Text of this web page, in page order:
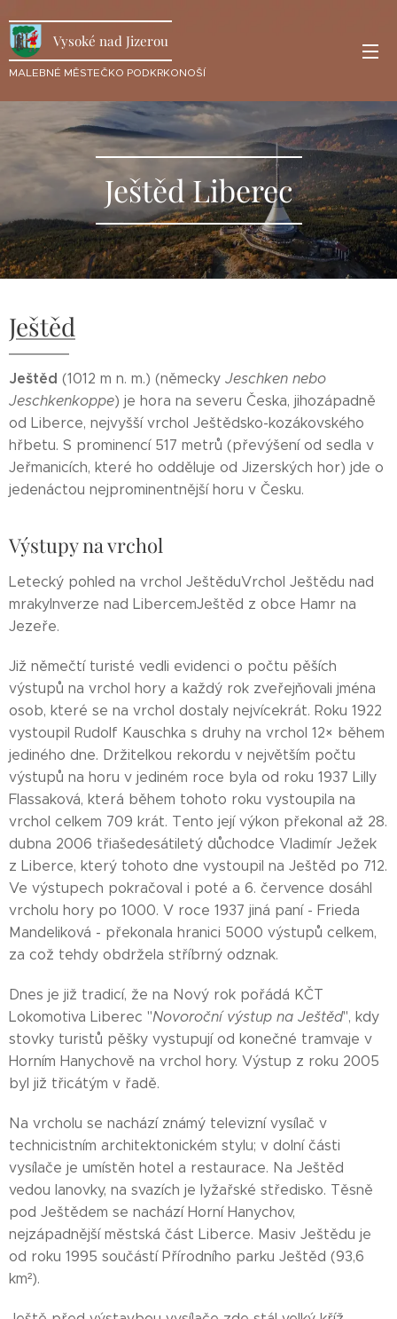
Vysoké nad Jizerou
MALEBNÉ MĚSTEČKO PODKRKONOŠÍ
Ještěd Liberec
Ještěd
Ještěd (1012 m n. m.) (německy Jeschken nebo
Jeschkenkoppe) je hora na severu Česka, jihozápadně
od Liberce, nejvyšší vrchol Ještědsko-kozákovského
hřbetu. S prominencí 517 metrů (převýšení od sedla v
Jeřmanicích, které ho odděluje od Jizerských hor) jde o
jedenáctou nejprominentnější horu v Česku.
Výstupy na vrchol
Letecký pohled na vrchol JeštěduVrchol Ještědu nad
mrakyInverze nad LibercemJeštěd z obce Hamr na
Jezeře.
Již němečtí turisté vedli evidenci o počtu pěších
výstupů na vrchol hory a každý rok zveřejňovali jména
osob, které se na vrchol dostaly nejvícekrát. Roku 1922
vystoupil Rudolf Kauschka s druhy na vrchol 12× během
jediného dne. Držitelkou rekordu v největším počtu
výstupů na horu v jediném roce byla od roku 1937 Lilly
Flassaková, která během tohoto roku vystoupila na
vrchol celkem 709 krát. Tento její výkon překonal až 28.
dubna 2006 třiašedesátiletý důchodce Vladimír Ježek
z Liberce, který tohoto dne vystoupil na Ještěd po 712.
Ve výstupech pokračoval i poté a 6. července dosáhl
vrcholu hory po 1000. V roce 1937 jiná paní - Frieda
Mandeliková - překonala hranici 5000 výstupů celkem,
za což tehdy obdržela stříbrný odznak.
Dnes je již tradicí, že na Nový rok pořádá KČT
Lokomotiva Liberec "Novoroční výstup na Ještěd", kdy
stovky turistů pěšky vystupují od konečné tramvaje v
Horním Hanychově na vrchol hory. Výstup z roku 2005
byl již třicátým v řadě.
Na vrcholu se nachází známý televizní vysílač v
technicistním architektonickém stylu; v dolní části
vysílače je umístěn hotel a restaurace. Na Ještěd
vedou lanovky, na svazích je lyžařské středisko. Těsně
pod Ještědem se nachází Horní Hanychov,
nejzápadnější městská část Liberce. Masiv Ještědu je
od roku 1995 součástí Přírodního parku Ještěd (93,6
km²).